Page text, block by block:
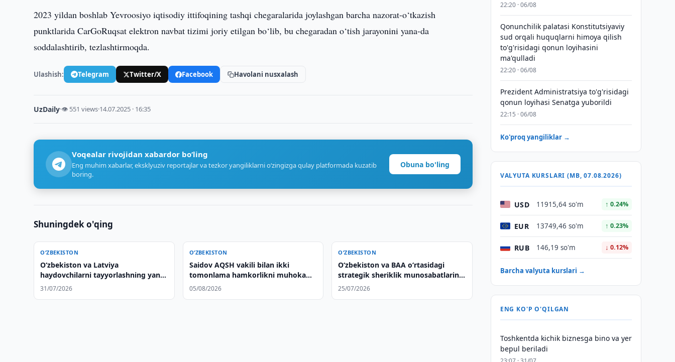
2023 yildan boshlab Yevroosiyo iqtisodiy ittifoqining tashqi chegaralarida joylashgan barcha nazorat-o‘tkazish
punktlarida CarGoRuqsat elektron navbat tizimi joriy etilgan bo‘lib, bu chegaradan o‘tish jarayonini yana-da
soddalashtirib, tezlashtirmoqda.
Ulashish: Telegram Twitter/X Facebook Havolani nusxalash
UzDaily·👁 551 views·14.07.2025 · 16:35
Voqealar rivojidan xabardor bo‘ling
Eng muhim xabarlar, eksklyuziv reportajlar va tezkor yangiliklarni o‘zingizga qulay platformada kuzatib
boring.
Obuna bo'ling
Shuningdek o'qing
O‘ZBEKISTON
Oʻzbekiston va Latviya
haydovchilarni tayyorlashning yangi
tizimini tayyorlamoqda
31/07/2026
O‘ZBEKISTON
Saidov AQSH vakili bilan ikki
tomonlama hamkorlikni muhokama
qildi
05/08/2026
O‘ZBEKISTON
Oʻzbekiston va BAA oʻrtasidagi
strategik sheriklik munosabatlarini
yanada mustahkamlash masalalari
25/07/2026
22:20 · 06/08
Qonunchilik palatasi Konstitutsiyaviy
sud orqali huquqlarni himoya qilish
to'g'risidagi qonun loyihasini
ma'qulladi
22:20 · 06/08
Prezident Administratsiya to'g'risidagi
qonun loyihasi Senatga yuborildi
22:15 · 06/08
Ko'proq yangiliklar →
VALYUTA KURSLARI (MB, 07.08.2026)
USD 11915,64 so'm ↑ 0.24%
EUR 13749,46 so'm ↑ 0.23%
RUB 146,19 so'm ↓ 0.12%
Barcha valyuta kurslari →
ENG KO'P O'QILGAN
Toshkentda kichik biznesga bino va yer
bepul beriladi